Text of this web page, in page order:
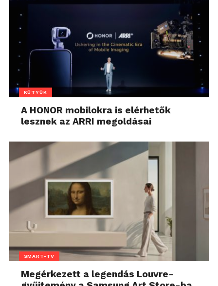
KÜTYÜK
A HONOR mobilokra is elérhetők
lesznek az ARRI megoldásai
SMART-TV
Megérkezett a legendás Louvre-